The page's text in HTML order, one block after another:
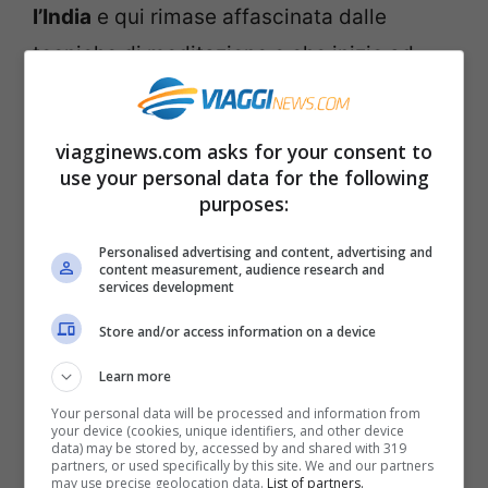
l’India e qui rimase affascinata dalle
tecniche di meditazione e che inizio ad
imparare grazie aSwāmī Brahmānanda
Tutto questo studio teorico però non era
grazie al fatto di avere unabellissima
alla sua qualità riuscità a girare tutto il
mondo perché divenne la
all’Opera di Hanoinel 1902, poi le venne
chiesto di dirigere teatro di Tunisie qui si
viagginews.com asks for your consent to
use your personal data for the following
purposes:
Personalised advertising and content, advertising and
content measurement, audience research and
services development
Store and/or access information on a device
Learn more
Your personal data will be processed and information from
your device (cookies, unique identifiers, and other device
data) may be stored by, accessed by and shared with 319
partners, or used specifically by this site. We and our partners
may use precise geolocation data. List of partners.